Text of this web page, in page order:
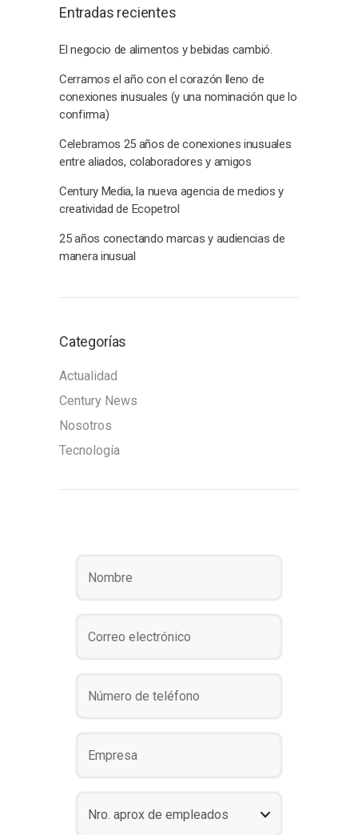
Entradas recientes
El negocio de alimentos y bebidas cambió.
Cerramos el año con el corazón lleno de
conexiones inusuales (y una nominación que lo
confirma)
Celebramos 25 años de conexiones inusuales
entre aliados, colaboradores y amigos
Century Media, la nueva agencia de medios y
creatividad de Ecopetrol
25 años conectando marcas y audiencias de
manera inusual
Categorías
Actualidad
Century News
Nosotros
Tecnología